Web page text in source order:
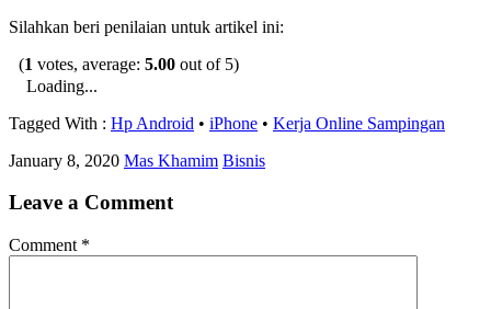
Silahkan beri penilaian untuk artikel ini:
(1 votes, average: 5.00 out of 5)
Loading...
Tagged With : Hp Android • iPhone • Kerja Online Sampingan
January 8, 2020 Mas Khamim Bisnis
Leave a Comment
Comment *